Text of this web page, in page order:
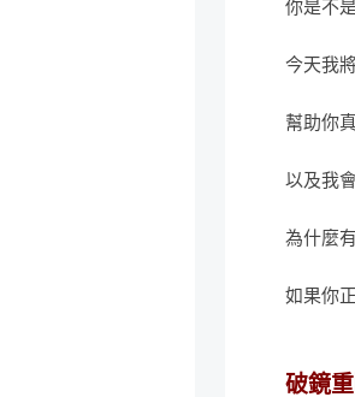
你是不
今天我
幫助你
以及我
為什麼
如果你
破鏡